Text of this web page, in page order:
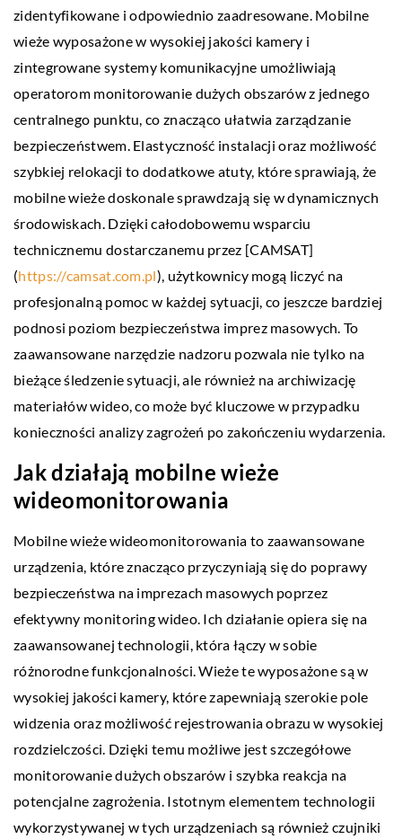
zidentyfikowane i odpowiednio zaadresowane. Mobilne
wieże wyposażone w wysokiej jakości kamery i
zintegrowane systemy komunikacyjne umożliwiają
operatorom monitorowanie dużych obszarów z jednego
centralnego punktu, co znacząco ułatwia zarządzanie
bezpieczeństwem. Elastyczność instalacji oraz możliwość
szybkiej relokacji to dodatkowe atuty, które sprawiają, że
mobilne wieże doskonale sprawdzają się w dynamicznych
środowiskach. Dzięki całodobowemu wsparciu
technicznemu dostarczanemu przez [CAMSAT]
(https://camsat.com.pl), użytkownicy mogą liczyć na
profesjonalną pomoc w każdej sytuacji, co jeszcze bardziej
podnosi poziom bezpieczeństwa imprez masowych. To
zaawansowane narzędzie nadzoru pozwala nie tylko na
bieżące śledzenie sytuacji, ale również na archiwizację
materiałów wideo, co może być kluczowe w przypadku
konieczności analizy zagrożeń po zakończeniu wydarzenia.
Jak działają mobilne wieże
wideomonitorowania
Mobilne wieże wideomonitorowania to zaawansowane
urządzenia, które znacząco przyczyniają się do poprawy
bezpieczeństwa na imprezach masowych poprzez
efektywny monitoring wideo. Ich działanie opiera się na
zaawansowanej technologii, która łączy w sobie
różnorodne funkcjonalności. Wieże te wyposażone są w
wysokiej jakości kamery, które zapewniają szerokie pole
widzenia oraz możliwość rejestrowania obrazu w wysokiej
rozdzielczości. Dzięki temu możliwe jest szczegółowe
monitorowanie dużych obszarów i szybka reakcja na
potencjalne zagrożenia. Istotnym elementem technologii
wykorzystywanej w tych urządzeniach są również czujniki